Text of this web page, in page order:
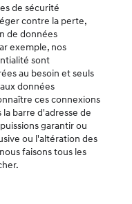
de sécurité
contre la perte,
de données
exemple, nos
sont
au besoin et seuls
données
ces connexions
barre d'adresse de
garantir ou
ou l'altération des
faisons tous les